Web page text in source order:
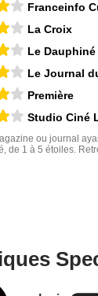
Franceinfo
La Croix
Le
Le Journal
Première
Studio Ciné
ou journal
de 1 à 5 étoiles.